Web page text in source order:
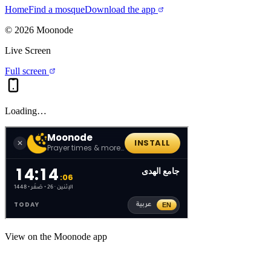
HomeFind a mosqueDownload the app
© 2026 Moonode
Live Screen
Full screen
Loading…
View on the Moonode app